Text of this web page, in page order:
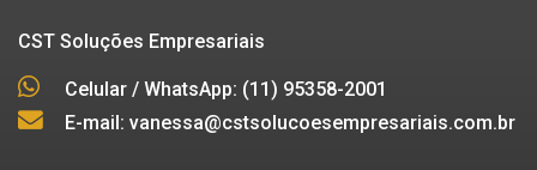
CST Soluções Empresariais
Celular / WhatsApp: (11) 95358-2001
E-mail: vanessa@cstsolucoesempresariais.com.br